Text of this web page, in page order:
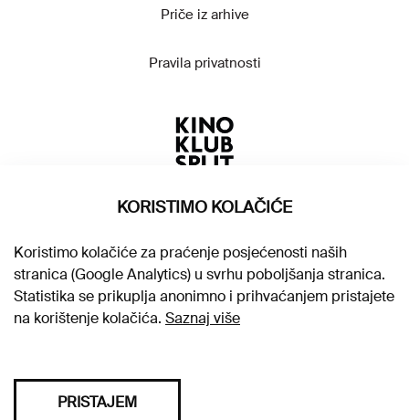
Priče iz arhive
Pravila privatnosti
KORISTIMO KOLAČIĆE
Koristimo kolačiće za praćenje posjećenosti naših
stranica (Google Analytics) u svrhu poboljšanja stranica.
Statistika se prikuplja anonimno i prihvaćanjem pristajete
na korištenje kolačića. Saznaj više
PRISTAJEM